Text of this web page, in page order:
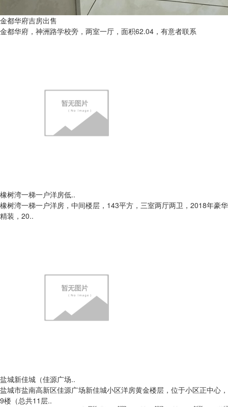
金都华府吉房出售
金都华府，神洲路学校旁，两室一厅，面积62.04，有意者联系
橡树湾一梯一户洋房低..
橡树湾一梯一户洋房，中间楼层，143平方，三室两厅两卫，2018年豪华
精装，20..
盐城新佳城（佳源广场..
盐城市盐南高新区佳源广场新佳城小区洋房黄金楼层，位于小区正中心，
9楼（总共11层..